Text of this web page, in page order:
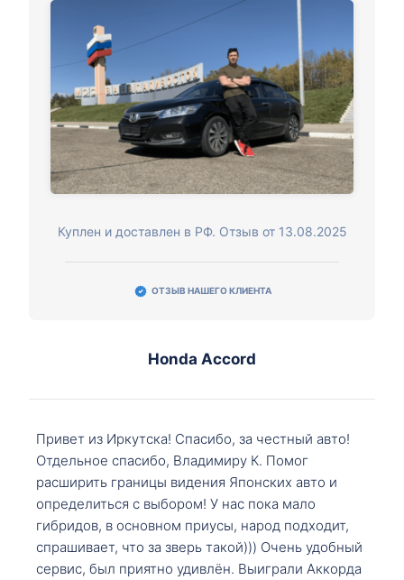
Куплен и доставлен в РФ. Отзыв от 13.08.2025
ОТЗЫВ НАШЕГО КЛИЕНТА
Honda Accord
Привет из Иркутска! Спасибо, за честный авто!
Отдельное спасибо, Владимиру К. Помог
расширить границы видения Японских авто и
определиться с выбором! У нас пока мало
гибридов, в основном приусы, народ подходит,
спрашивает, что за зверь такой))) Очень удобный
сервис, был приятно удивлён. Выиграли Аккорда